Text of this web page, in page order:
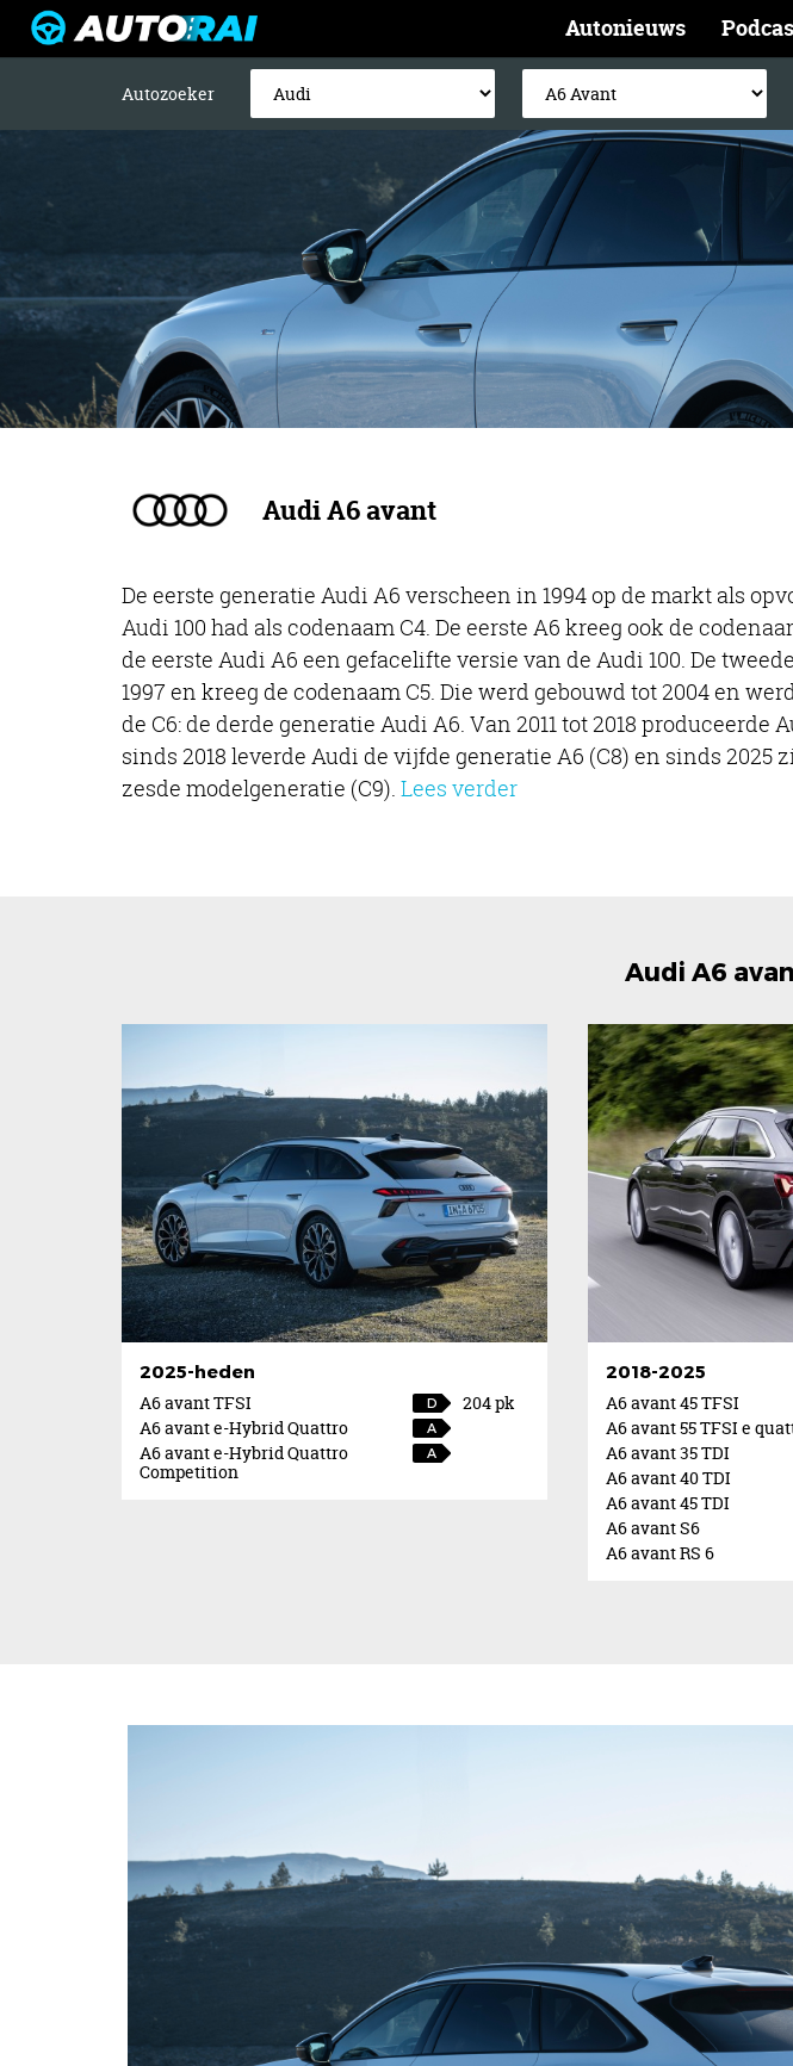
Autonieuws
Autozoeker
Audi A6 avant
De eerste generatie Audi A6 verscheen in 1994 op de markt als
Audi 100 had als codenaam C4. De eerste A6 kreeg ook de
de eerste Audi A6 een gefacelifte versie van de Audi 100. De
1997 en kreeg de codenaam C5. Die werd gebouwd tot 2004 en
de C6: de derde generatie Audi A6. Van 2011 tot 2018 produceerde
sinds 2018 leverde Audi de vijfde generatie A6 (C8) en sinds 2025
zesde modelgeneratie (C9). Lees verder
Audi A6
2025-heden
A6 avant TFSI D
204 pk
A6 avant e-Hybrid Quattro
A
A6 avant e-Hybrid Quattro
Competition
A
2018-2025
A6 avant 45 TFSI
A6 avant 55 TFSI e
A6 avant 35 TDI
A6 avant 40 TDI
A6 avant 45 TDI
A6 avant S6
A6 avant RS 6